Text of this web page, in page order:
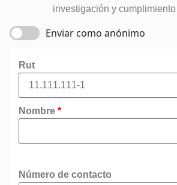
investigación y
Enviar como anónimo
Rut
Nombre *
Número de contacto